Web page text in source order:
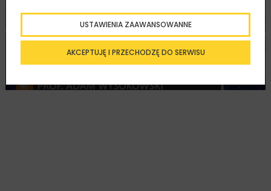
AKCEPTUJĘ I PRZECHODZĘ DO SERWISU
USTAWIENIA ZAAWANSOWANNE